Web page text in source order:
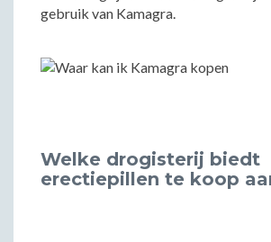
gebruik van Kamagra.
Welke drogisterij biedt
erectiepillen te koop